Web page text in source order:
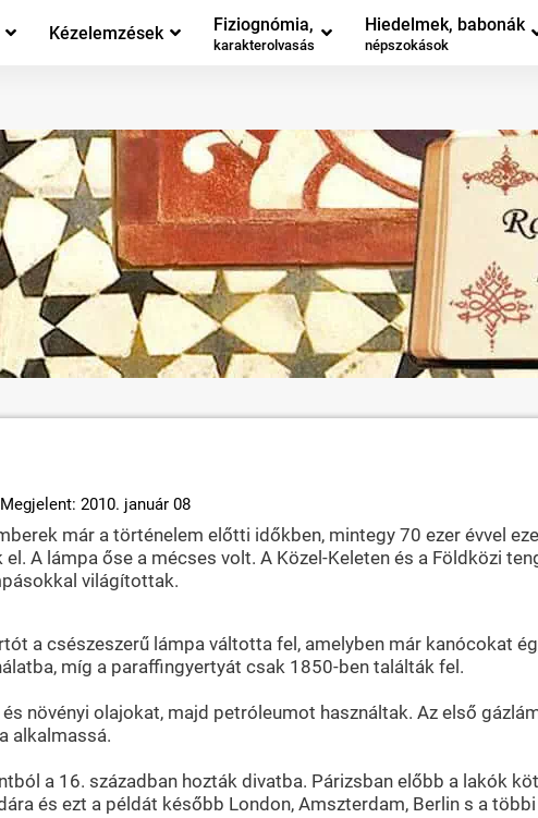
Kézelemzések Fiziognómia,
karakterolvasás
Hiedelmek, babonák
népszokások
Megjelent: 2010. január 08
már a történelem előtti időkben, mintegy 70 ezer évvel
A lámpa őse a mécses volt. A Közel-Keleten és a Földközi
világítottak.
a csészeszerű lámpa váltotta fel, amelyben már kanócokat
míg a paraffingyertyát csak 1850-ben találták fel.
növényi olajokat, majd petróleumot használtak. Az első
alkalmassá.
a 16. században hozták divatba. Párizsban előbb a lakók
és ezt a példát később London, Amszterdam, Berlin s a